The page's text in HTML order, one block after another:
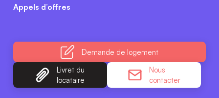
Appels d’offres
Demande de logement
Livret du
locataire
Nous
contacter